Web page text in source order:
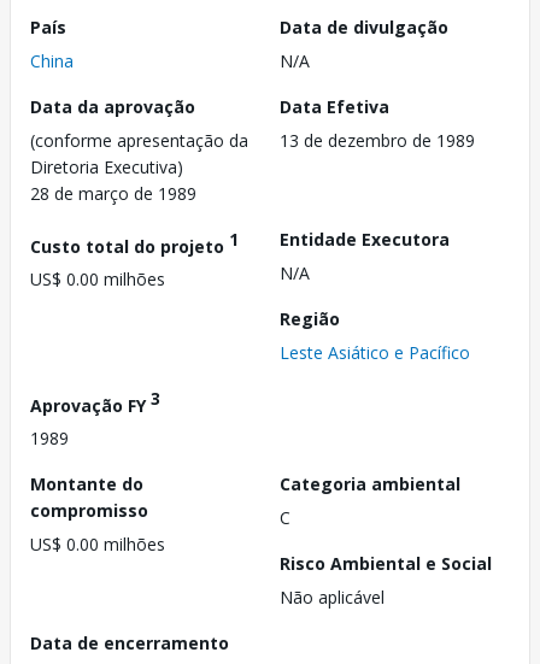
País
China
Data de divulgação
N/A
Data da aprovação
(conforme apresentação da
Diretoria Executiva)
28 de março de 1989
Data Efetiva
13 de dezembro de 1989
Custo total do projeto 1
US$ 0.00 milhões
Entidade Executora
N/A
Região
Leste Asiático e Pacífico
Aprovação FY3
1989
Montante do
compromisso
US$ 0.00 milhões
Categoria ambiental
C
Risco Ambiental e Social
Não aplicável
Data de encerramento